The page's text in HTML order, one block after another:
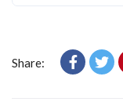
Share: